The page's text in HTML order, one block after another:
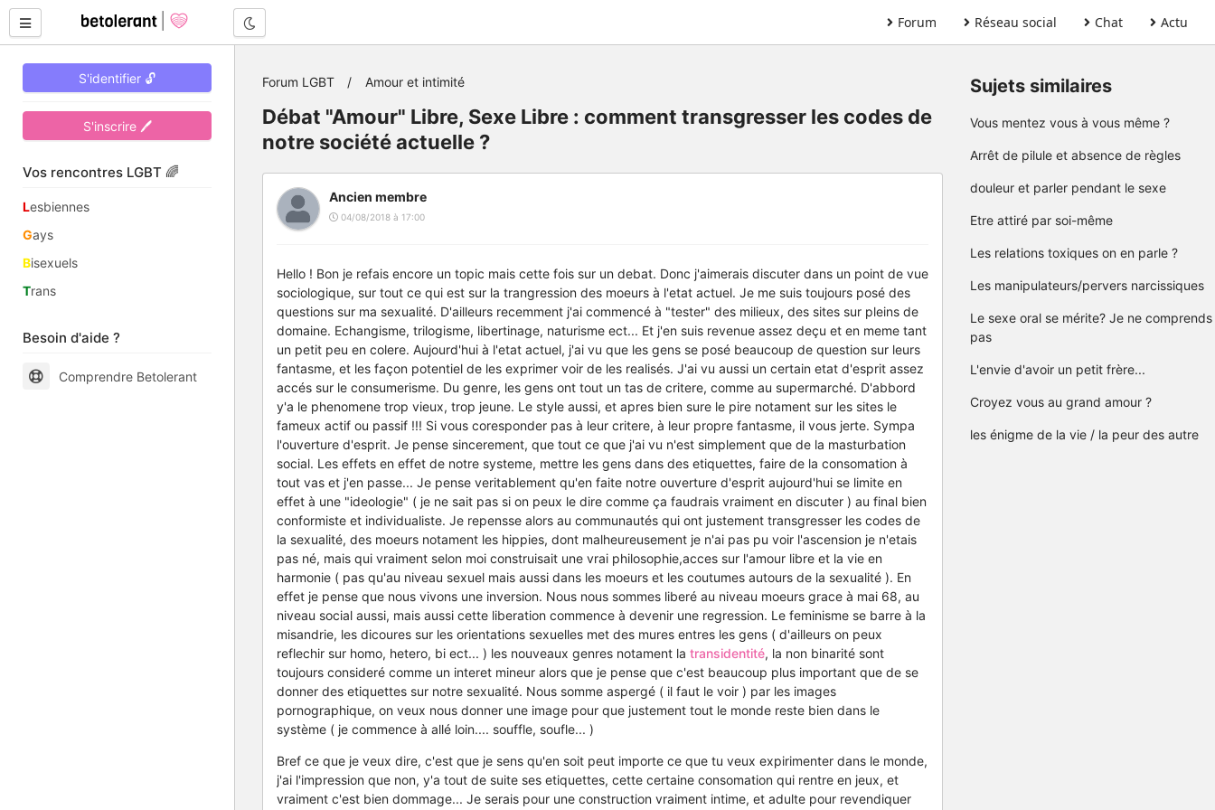
Forum Réseau social Chat Actu
S'identifier 🔓
S'inscrire 🖊
Vos rencontres LGBT 🌈
Lesbiennes
Gays
Bisexuels
Trans
Besoin d'aide ?
Comprendre Betolerant
Forum LGBT Amour et intimité
Débat "Amour" Libre, Sexe Libre : comment transgresser les codes de
notre société actuelle ?
Ancien membre
04/08/2018 à 17:00
Hello ! Bon je refais encore un topic mais cette fois sur un debat. Donc j'aimerais discuter dans un point de vue
sociologique, sur tout ce qui est sur la trangression des moeurs à l'etat actuel. Je me suis toujours posé des
questions sur ma sexualité. D'ailleurs recemment j'ai commencé à "tester" des milieux, des sites sur pleins de
domaine. Echangisme, trilogisme, libertinage, naturisme ect... Et j'en suis revenue assez deçu et en meme tant
un petit peu en colere. Aujourd'hui à l'etat actuel, j'ai vu que les gens se posé beaucoup de question sur leurs
fantasme, et les façon potentiel de les exprimer voir de les realisés. J'ai vu aussi un certain etat d'esprit assez
accés sur le consumerisme. Du genre, les gens ont tout un tas de critere, comme au supermarché. D'abbord
y'a le phenomene trop vieux, trop jeune. Le style aussi, et apres bien sure le pire notament sur les sites le
fameux actif ou passif !!! Si vous coresponder pas à leur critere, à leur propre fantasme, il vous jerte. Sympa
l'ouverture d'esprit. Je pense sincerement, que tout ce que j'ai vu n'est simplement que de la masturbation
social. Les effets en effet de notre systeme, mettre les gens dans des etiquettes, faire de la consomation à
tout vas et j'en passe... Je pense veritablement qu'en faite notre ouverture d'esprit aujourd'hui se limite en
effet à une "ideologie" ( je ne sait pas si on peux le dire comme ça faudrais vraiment en discuter ) au final bien
conformiste et individualiste. Je repensse alors au communautés qui ont justement transgresser les codes de
la sexualité, des moeurs notament les hippies, dont malheureusement je n'ai pas pu voir l'ascension je n'etais
pas né, mais qui vraiment selon moi construisait une vrai philosophie,acces sur l'amour libre et la vie en
harmonie ( pas qu'au niveau sexuel mais aussi dans les moeurs et les coutumes autours de la sexualité ). En
effet je pense que nous vivons une inversion. Nous nous sommes liberé au niveau moeurs grace à mai 68, au
niveau social aussi, mais aussi cette liberation commence à devenir une regression. Le feminisme se barre à la
misandrie, les dicoures sur les orientations sexuelles met des mures entres les gens ( d'ailleurs on peux
reflechir sur homo, hetero, bi ect... ) les nouveaux genres notament la transidentité, la non binarité sont
toujours consideré comme un interet mineur alors que je pense que c'est beaucoup plus important que de se
donner des etiquettes sur notre sexualité. Nous somme aspergé ( il faut le voir ) par les images
pornographique, on veux nous donner une image pour que justement tout le monde reste bien dans le
système ( je commence à allé loin.... souffle, soufle... )
Bref ce que je veux dire, c'est que je sens qu'en soit peut importe ce que tu veux expirimenter dans le monde,
j'ai l'impression que non, y'a tout de suite ses etiquettes, cette certaine consomation qui rentre en jeux, et
vraiment c'est bien dommage... Je serais pour une construction vraiment intime, et adulte pour revendiquer
Sujets similaires
Vous mentez vous à vous même ?
Arrêt de pilule et absence de règles
douleur et parler pendant le sexe
Etre attiré par soi-même
Les relations toxiques on en parle ?
Les manipulateurs/pervers narcissiques
Le sexe oral se mérite? Je ne comprends
pas
L'envie d'avoir un petit frère...
Croyez vous au grand amour ?
les énigme de la vie / la peur des autre